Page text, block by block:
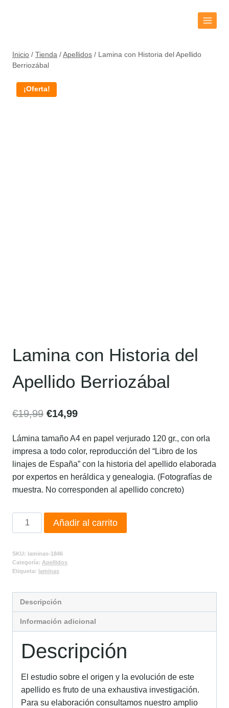
Inicio / Tienda / Apellidos / Lamina con Historia del Apellido
Berriozábal
¡Oferta!
Lamina con Historia del
Apellido Berriozábal
€19,99 €14,99
Lámina tamaño A4 en papel verjurado 120 gr., con orla
impresa a todo color, reproducción del “Libro de los
linajes de España” con la historia del apellido elaborada
por expertos en heráldica y genealogia. (Fotografías de
muestra. No corresponden al apellido concreto)
Añadir al carrito
SKU: laminas-1846
Categoría: Apellidos
Etiqueta: laminas
Descripción
Información adicional
Descripción
El estudio sobre el origen y la evolución de este
apellido es fruto de una exhaustiva investigación.
Para su elaboración consultamos nuestro amplio